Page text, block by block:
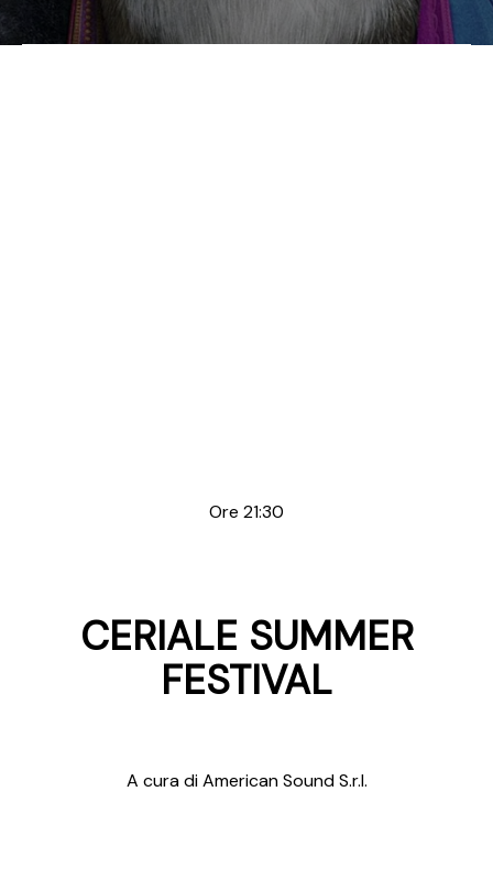
Ore 21:30
CERIALE SUMMER
FESTIVAL
A cura di American Sound S.r.l.